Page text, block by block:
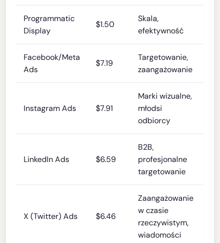
Programmatic
Display
$1.50
Skala,
efektywność
Facebook/Meta
Ads
$7.19
Targetowanie,
zaangażowanie
Instagram Ads $7.91
Marki wizualne,
młodsi
odbiorcy
LinkedIn Ads $6.59
B2B,
profesjonalne
targetowanie
X (Twitter) Ads $6.46
Zaangażowanie
w czasie
rzeczywistym,
wiadomości